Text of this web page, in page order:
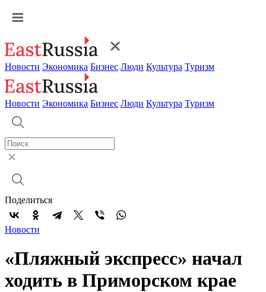
Новости Экономика Бизнес Люди Культура Туризм
Новости Экономика Бизнес Люди Культура Туризм
Поделиться
Новости
«Пляжный экспресс» начал
ходить в Приморском крае